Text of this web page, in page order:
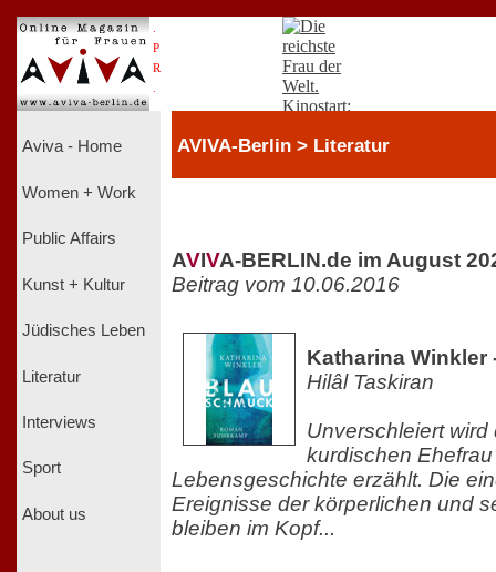
P
R
Aviva - Home
Women + Work
Public Affairs
Kunst + Kultur
Jüdisches Leben
Literatur
Interviews
Sport
About us
AVIVA-Berlin > Literatur
AVIVA-BERLIN.de im August
Beitrag vom 10.06.2016
Katharina
Hilâl Taskiran
Unverschleiert
kurdischen
Lebensgeschichte erzählt. Die
Ereignisse der körperlichen und
bleiben im Kopf...